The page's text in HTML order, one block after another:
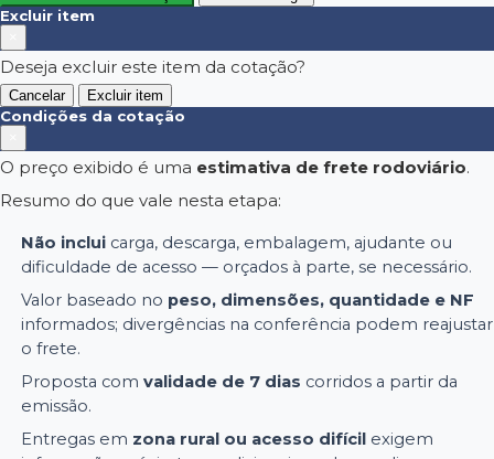
Excluir item
Deseja excluir este item da cotação?
Cancelar Excluir item
Condições da cotação
O preço exibido é uma estimativa de frete rodoviário.
Resumo do que vale nesta etapa:
Não inclui carga, descarga, embalagem, ajudante ou
dificuldade de acesso — orçados à parte, se necessário.
Valor baseado no peso, dimensões, quantidade e NF
informados; divergências na conferência podem reajustar
o frete.
Proposta comvalidade de 7 dias corridos a partir da
emissão.
Entregas em zona rural ou acesso difícil exigem